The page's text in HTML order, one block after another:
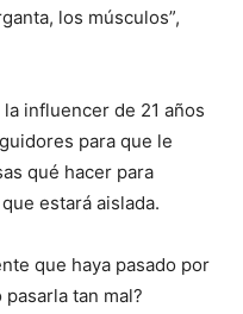
los músculos”,
influencer de 21 años
para que le
qué hacer para
estará aislada.
que haya pasado por
tan mal?